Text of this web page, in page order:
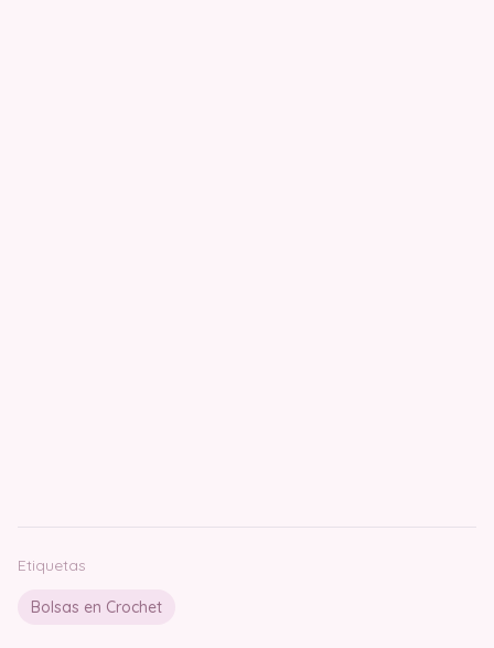
Etiquetas
Bolsas en Crochet